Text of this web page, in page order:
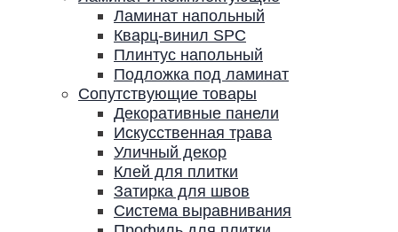
Ламинат напольный
Кварц-винил SPC
Плинтус напольный
Подложка под ламинат
Сопутствующие товары
Декоративные панели
Искусственная трава
Уличный декор
Клей для плитки
Затирка для швов
Система выравнивания